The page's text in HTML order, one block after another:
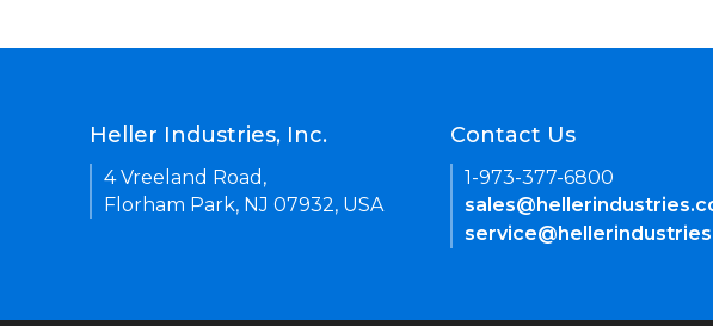
Heller Industries, Inc.
4 Vreeland Road,
Florham Park, NJ 07932, USA
Contact Us
1-973-377-6800